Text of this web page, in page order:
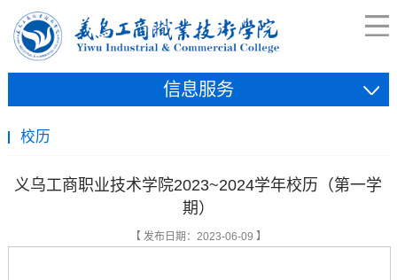
信息服务
校历
义乌工商职业技术学院2023~2024学年校历（第一学
期）
【 发布日期：2023-06-09 】